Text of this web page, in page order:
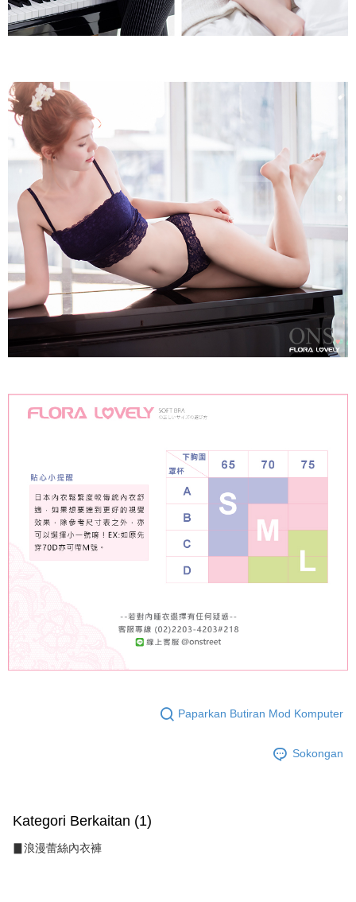
Paparkan Butiran Mod Komputer
Sokongan
Kategori Berkaitan (1)
▊浪漫蕾絲內衣褲